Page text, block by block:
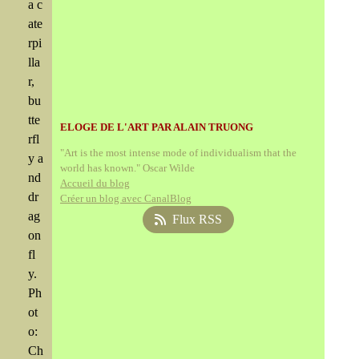
a c
ate
rpi
lla
r,
bu
tte
rfl
y a
nd
dr
ag
on
fl
y.
Ph
ot
o:
Ch
ELOGE DE L'ART PAR ALAIN TRUONG
"Art is the most intense mode of individualism that the
world has known." Oscar Wilde
Accueil du blog
Créer un blog avec CanalBlog
Flux RSS